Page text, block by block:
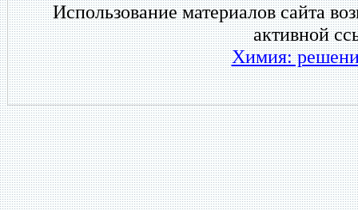
Использование материалов сайта
активной
Химия: